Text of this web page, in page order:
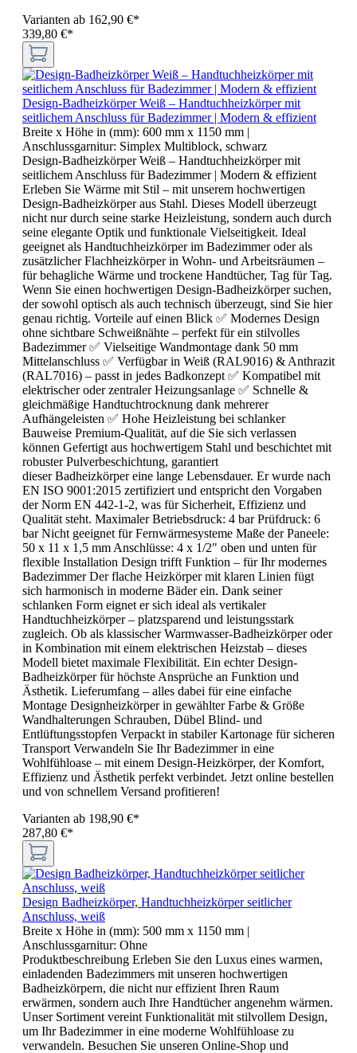
Varianten ab 162,90 €*
339,80 €*
Design-Badheizkörper Weiß – Handtuchheizkörper mit
seitlichem Anschluss für Badezimmer | Modern & effizient
Breite x Höhe in (mm): 600 mm x 1150 mm |
Anschlussgarnitur: Simplex Multiblock, schwarz
Design-Badheizkörper Weiß – Handtuchheizkörper mit
seitlichem Anschluss für Badezimmer | Modern & effizient
Erleben Sie Wärme mit Stil – mit unserem hochwertigen
Design-Badheizkörper aus Stahl. Dieses Modell überzeugt
nicht nur durch seine starke Heizleistung, sondern auch durch
seine elegante Optik und funktionale Vielseitigkeit. Ideal
geeignet als Handtuchheizkörper im Badezimmer oder als
zusätzlicher Flachheizkörper in Wohn- und Arbeitsräumen –
für behagliche Wärme und trockene Handtücher, Tag für Tag.
Wenn Sie einen hochwertigen Design-Badheizkörper suchen,
der sowohl optisch als auch technisch überzeugt, sind Sie hier
genau richtig. Vorteile auf einen Blick ✅ Modernes Design
ohne sichtbare Schweißnähte – perfekt für ein stilvolles
Badezimmer ✅ Vielseitige Wandmontage dank 50 mm
Mittelanschluss ✅ Verfügbar in Weiß (RAL9016) & Anthrazit
(RAL7016) – passt in jedes Badkonzept ✅ Kompatibel mit
elektrischer oder zentraler Heizungsanlage ✅ Schnelle &
gleichmäßige Handtuchtrocknung dank mehrerer
Aufhängeleisten ✅ Hohe Heizleistung bei schlanker
Bauweise Premium-Qualität, auf die Sie sich verlassen
können Gefertigt aus hochwertigem Stahl und beschichtet mit
robuster Pulverbeschichtung, garantiert
dieser Badheizkörper eine lange Lebensdauer. Er wurde nach
EN ISO 9001:2015 zertifiziert und entspricht den Vorgaben
der Norm EN 442-1-2, was für Sicherheit, Effizienz und
Qualität steht. Maximaler Betriebsdruck: 4 bar Prüfdruck: 6
bar Nicht geeignet für Fernwärmesysteme Maße der Paneele:
50 x 11 x 1,5 mm Anschlüsse: 4 x 1/2" oben und unten für
flexible Installation Design trifft Funktion – für Ihr modernes
Badezimmer Der flache Heizkörper mit klaren Linien fügt
sich harmonisch in moderne Bäder ein. Dank seiner
schlanken Form eignet er sich ideal als vertikaler
Handtuchheizkörper – platzsparend und leistungsstark
zugleich. Ob als klassischer Warmwasser-Badheizkörper oder
in Kombination mit einem elektrischen Heizstab – dieses
Modell bietet maximale Flexibilität. Ein echter Design-
Badheizkörper für höchste Ansprüche an Funktion und
Ästhetik. Lieferumfang – alles dabei für eine einfache
Montage Designheizkörper in gewählter Farbe & Größe
Wandhalterungen Schrauben, Dübel Blind- und
Entlüftungsstopfen Verpackt in stabiler Kartonage für sicheren
Transport Verwandeln Sie Ihr Badezimmer in eine
Wohlfühloase – mit einem Design-Heizkörper, der Komfort,
Effizienz und Ästhetik perfekt verbindet. Jetzt online bestellen
und von schnellem Versand profitieren!
Varianten ab 198,90 €*
287,80 €*
Design Badheizkörper, Handtuchheizkörper seitlicher
Anschluss, weiß
Breite x Höhe in (mm): 500 mm x 1150 mm |
Anschlussgarnitur: Ohne
Produktbeschreibung Erleben Sie den Luxus eines warmen,
einladenden Badezimmers mit unseren hochwertigen
Badheizkörpern, die nicht nur effizient Ihren Raum
erwärmen, sondern auch Ihre Handtücher angenehm wärmen.
Unser Sortiment vereint Funktionalität mit stilvollem Design,
um Ihr Badezimmer in eine moderne Wohlfühloase zu
verwandeln. Besuchen Sie unseren Online-Shop und